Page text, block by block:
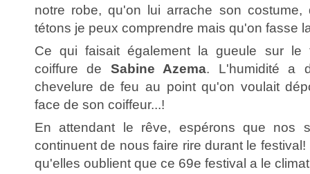
notre robe, qu'on lui arrache son
tétons je peux comprendre mais qu'on fasse
Ce qui faisait également la gueule sur le
coiffure de Sabine Azema. L'humidité a
chevelure de feu au point qu'on voulait
face de son coiffeur...!
En attendant le rêve, espérons que nos
continuent de nous faire rire durant le
qu'elles oublient que ce 69e festival a le